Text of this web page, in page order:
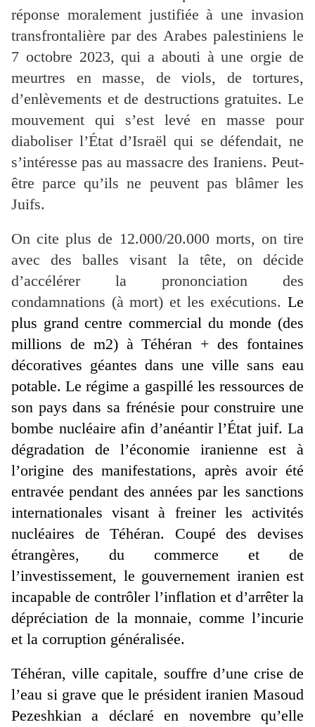
réponse moralement justifiée à une invasion
transfrontalière par des Arabes palestiniens le
7 octobre 2023, qui a abouti à une orgie de
meurtres
en masse, de viols, de tortures,
d’enlèvements et de destructions gratuites. Le
mouvement qui s’est levé en masse pour
diaboliser l’État d’Israël qui se défendait, ne
s’intéresse pas au massacre des Iraniens. Peut-
être parce qu’ils ne peuvent pas blâmer les
Juifs.
On cite plus de 12.000/20.000 morts, on tire
avec des balles visant la tête, on décide
d’accélérer la prononciation des
condamnations (à mort) et les exécutions. Le
plus grand centre commercial du monde (des
millions de m2) à Téhéran + des fontaines
décoratives géantes dans une ville sans eau
potable. Le régime a gaspillé les ressources de
son pays dans sa frénésie pour construire une
bombe nucléaire afin d’anéantir l’État juif. La
dégradation de l’économie iranienne est à
l’origine des manifestations, après avoir été
entravée pendant des années par les sanctions
internationales visant à freiner les activités
nucléaires de Téhéran. Coupé des devises
étrangères, du commerce et de
l’investissement, le gouvernement iranien est
incapable de contrôler l’inflation et d’arrêter la
dépréciation de la monnaie, comme l’incurie
et la corruption généralisée.
Téhéran, ville capitale, souffre d’une crise de
l’eau si grave que le président iranien Masoud
Pezeshkian a déclaré en novembre qu’elle